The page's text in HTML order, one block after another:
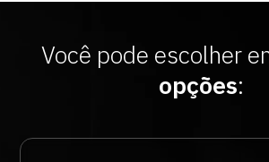
Você pode escolher
opções: